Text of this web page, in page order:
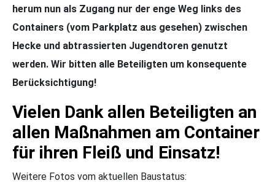
herum nun als Zugang nur der enge Weg links des
Containers (vom Parkplatz aus gesehen) zwischen
Hecke und abtrassierten Jugendtoren genutzt
werden. Wir bitten alle Beteiligten um konsequente
Berücksichtigung!
Vielen Dank allen Beteiligten an
allen Maßnahmen am Container
für ihren Fleiß und Einsatz!
Weitere Fotos vom aktuellen Baustatus: